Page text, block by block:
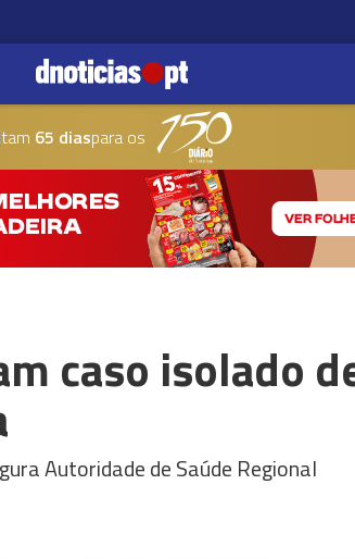
65 diaspara os
caso isolado
Autoridade de Saúde Regional